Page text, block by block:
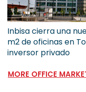
Inbisa cierra una
m2 de oficinas en
inversor privado
MORE OFFICE